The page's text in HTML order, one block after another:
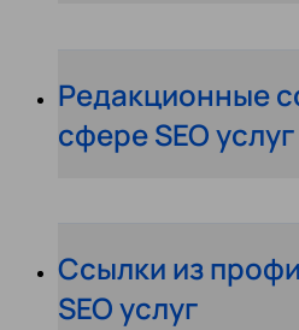
Редакционные
сфере SEO услуг
Ссылки из
SEO услуг